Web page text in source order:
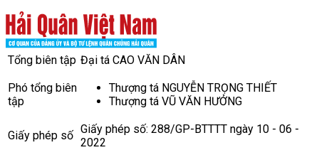
Tổng biên tập Đại tá CAO VĂN DÂN
Phó tổng biên
tập
Thượng tá NGUYỄN TRỌNG THIẾT
Thượng tá VŨ VĂN HƯỞNG
Giấy phép số Giấy phép số: 288/GP-BTTTT ngày 10 - 06 -
2022